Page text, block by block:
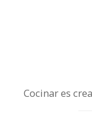
Cocinar es